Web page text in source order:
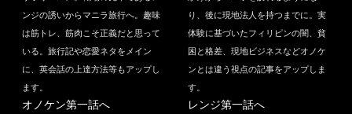
ンジの誘いからマニラ旅行へ。趣味
は筋トレ、筋肉こそ正義だと思って
いる。旅行記や恋愛ネタをメイン
に、英会話の上達方法等もアップし
ます。
オノケン第一話へ
り、後に現地法人を持つまでに。実
体験に基づいたフィリピンの闇、貧
困と格差、現地ビジネスなどオノケ
ンとは違う視点の記事をアップしま
す。
レンジ第一話へ